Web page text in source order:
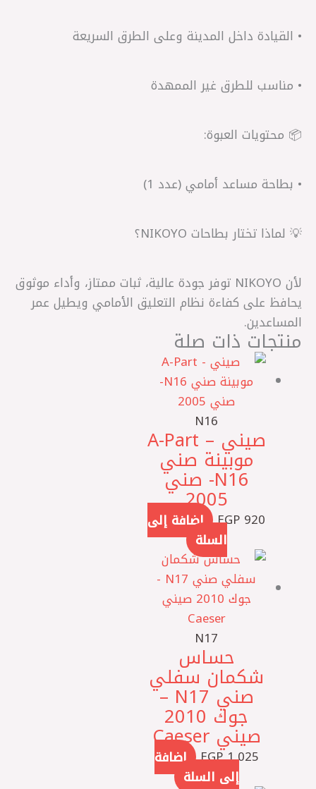
• القيادة داخل المدينة وعلى الطرق السريعة
• مناسب للطرق غير الممهدة
📦 محتويات العبوة:
• بطاحة مساعد أمامي (عدد 1)
💡 لماذا تختار بطاحات NIKOYO؟
لأن NIKOYO توفر جودة عالية، ثبات ممتاز، وأداء موثوق
يحافظ على كفاءة نظام التعليق الأمامي ويطيل عمر
المساعدين.
منتجات ذات صلة
N16
صيني – A-Part
موبينة صني
N16- صني
2005
EGP 920
إضافة إلى
السلة
N17
حساس
شكمان سفلي
صني N17 –
جوك 2010
صيني Caeser
EGP1,025
إضافة
إلى السلة